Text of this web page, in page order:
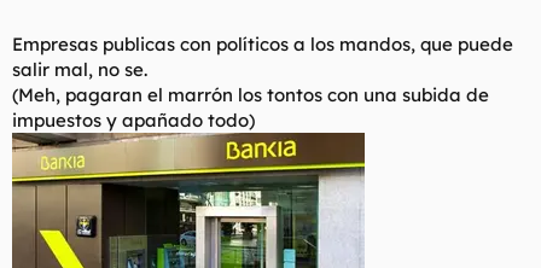
Empresas publicas con políticos a los mandos, que puede
salir mal, no se.
(Meh, pagaran el marrón los tontos con una subida de
impuestos y apañado todo)